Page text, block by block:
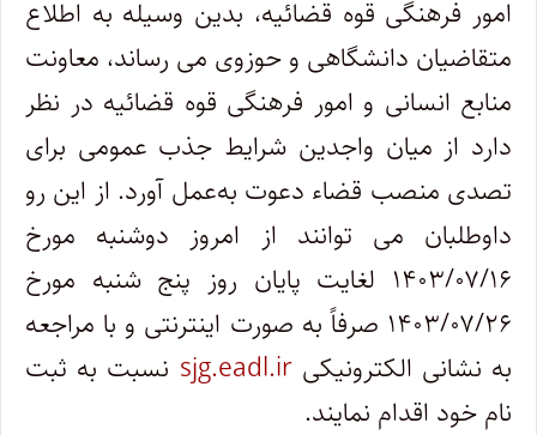
امور فرهنگی قوه قضائیه، بدین وسیله به اطلاع
متقاضیان دانشگاهی و حوزوی می‌ رساند، معاونت
منابع انسانی و امور فرهنگی قوه قضائیه در نظر
دارد از میان واجدین شرایط جذب عمومی برای
تصدی منصب قضاء دعوت به‌عمل آورد. از این‌ رو
داوطلبان می‌ توانند از امروز دوشنبه مورخ
۱۴۰۳/۰۷/۱۶ لغایت پایان روز پنج شنبه مورخ
۱۴۰۳/۰۷/۲۶ صرفاً به صورت اینترنتی و با مراجعه
به نشانی الکترونیکی sjg.eadl.ir
نسبت به ثبت
نام خود اقدام نمایند.